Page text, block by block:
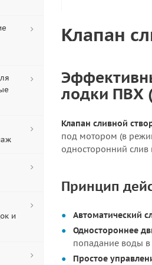
Клапан
лодки ПВХ
Клапан сливной
под мотором (в
односторонний слив
Принцип
Автоматический
Одностороннее
попадание воды в
Простое
и